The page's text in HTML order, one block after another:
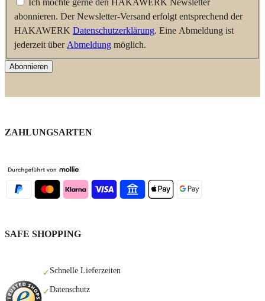
Ich möchte gerne den HAKAWERK Newsletter
abonnieren. Der Newsletter-Versand erfolgt entsprechend der
HAKAWERK Datenschutzerklärung. Eine Abmeldung ist
jederzeit über Abmeldung möglich.
Abonnieren
ZAHLUNGSARTEN
SAFE SHOPPING
✓ Schnelle Lieferzeiten
✓Datenschutz